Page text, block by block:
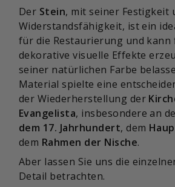
Der Stein, mit seiner Festigkeit
Widerstandsfähigkeit, ist ein
für die Restaurierung und kann
dekorative visuelle Effekte
seiner natürlichen Farbe
Material spielte eine
der Wiederherstellung der
Evangelista, insbesondere an
dem 17. Jahrhundert, dem
dem Rahmen der Nische.
Aber lassen Sie uns die
Detail betrachten.